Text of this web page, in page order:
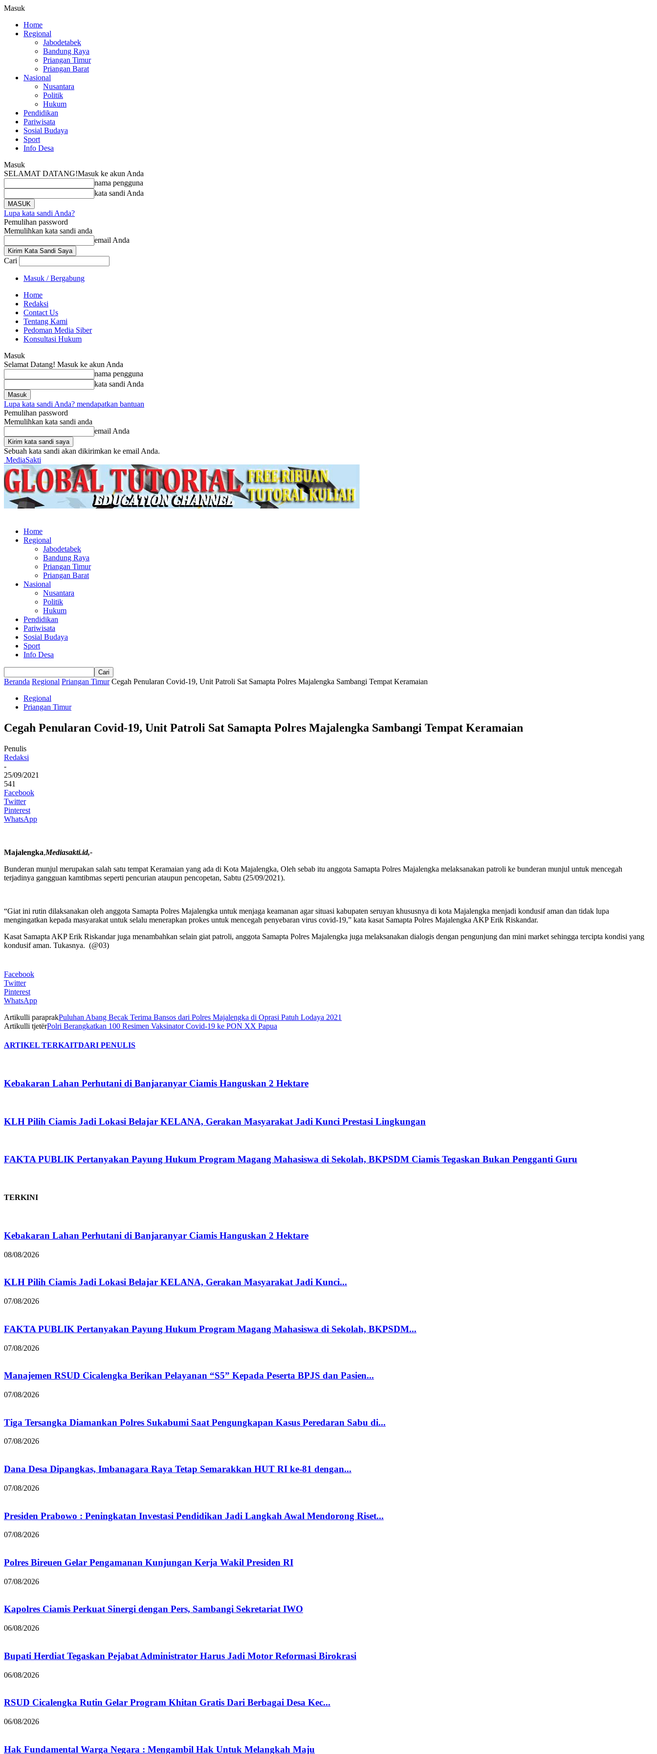
Masuk
Home
Regional
Jabodetabek
Bandung Raya
Priangan Timur
Priangan Barat
Nasional
Nusantara
Politik
Hukum
Pendidikan
Pariwisata
Sosial Budaya
Sport
Info Desa
Masuk
SELAMAT DATANG!Masuk ke akun Anda
nama pengguna
kata sandi Anda
Lupa kata sandi Anda?
Pemulihan password
Memulihkan kata sandi anda
email Anda
Cari
Masuk / Bergabung
Home
Redaksi
Contact Us
Tentang Kami
Pedoman Media Siber
Konsultasi Hukum
Masuk
Selamat Datang! Masuk ke akun Anda
nama pengguna
kata sandi Anda
Lupa kata sandi Anda? mendapatkan bantuan
Pemulihan password
Memulihkan kata sandi anda
email Anda
Sebuah kata sandi akan dikirimkan ke email Anda.
MediaSakti
Home
Regional
Jabodetabek
Bandung Raya
Priangan Timur
Priangan Barat
Nasional
Nusantara
Politik
Hukum
Pendidikan
Pariwisata
Sosial Budaya
Sport
Info Desa
Beranda Regional Priangan Timur Cegah Penularan Covid-19, Unit Patroli Sat Samapta Polres Majalengka Sambangi Tempat Keramaian
Regional
Priangan Timur
Cegah Penularan Covid-19, Unit Patroli Sat Samapta Polres Majalengka Sambangi Tempat Keramaian
Penulis
Redaksi
-
25/09/2021
541
Facebook
Twitter
Pinterest
WhatsApp
Majalengka,Mediasakti.id,-
Bunderan munjul merupakan salah satu tempat Keramaian yang ada di Kota Majalengka, Oleh sebab itu anggota Samapta Polres Majalengka melaksanakan patroli ke bunderan munjul untuk mencegah
terjadinya gangguan kamtibmas seperti pencurian ataupun pencopetan, Sabtu (25/09/2021).
“Giat ini rutin dilaksanakan oleh anggota Samapta Polres Majalengka untuk menjaga keamanan agar situasi kabupaten seruyan khususnya di kota Majalengka menjadi kondusif aman dan tidak lupa
mengingatkan kepada masyarakat untuk selalu menerapkan prokes untuk mencegah penyebaran virus covid-19,” kata kasat Samapta Polres Majalengka AKP Erik Riskandar.
Kasat Samapta AKP Erik Riskandar juga menambahkan selain giat patroli, anggota Samapta Polres Majalengka juga melaksanakan dialogis dengan pengunjung dan mini market sehingga tercipta kondisi yang
kondusif aman. Tukasnya. (@03)
Facebook
Twitter
Pinterest
WhatsApp
Artikulli paraprakPuluhan Abang Becak Terima Bansos dari Polres Majalengka di Oprasi Patuh Lodaya 2021
Artikulli tjetërPolri Berangkatkan 100 Resimen Vaksinator Covid-19 ke PON XX Papua
ARTIKEL TERKAITDARI PENULIS
Kebakaran Lahan Perhutani di Banjaranyar Ciamis Hanguskan 2 Hektare
KLH Pilih Ciamis Jadi Lokasi Belajar KELANA, Gerakan Masyarakat Jadi Kunci Prestasi Lingkungan
FAKTA PUBLIK Pertanyakan Payung Hukum Program Magang Mahasiswa di Sekolah, BKPSDM Ciamis Tegaskan Bukan Pengganti Guru
TERKINI
Kebakaran Lahan Perhutani di Banjaranyar Ciamis Hanguskan 2 Hektare
08/08/2026
KLH Pilih Ciamis Jadi Lokasi Belajar KELANA, Gerakan Masyarakat Jadi Kunci...
07/08/2026
FAKTA PUBLIK Pertanyakan Payung Hukum Program Magang Mahasiswa di Sekolah, BKPSDM...
07/08/2026
Manajemen RSUD Cicalengka Berikan Pelayanan “S5” Kepada Peserta BPJS dan Pasien...
07/08/2026
Tiga Tersangka Diamankan Polres Sukabumi Saat Pengungkapan Kasus Peredaran Sabu di...
07/08/2026
Dana Desa Dipangkas, Imbanagara Raya Tetap Semarakkan HUT RI ke-81 dengan...
07/08/2026
Presiden Prabowo : Peningkatan Investasi Pendidikan Jadi Langkah Awal Mendorong Riset...
07/08/2026
Polres Bireuen Gelar Pengamanan Kunjungan Kerja Wakil Presiden RI
07/08/2026
Kapolres Ciamis Perkuat Sinergi dengan Pers, Sambangi Sekretariat IWO
06/08/2026
Bupati Herdiat Tegaskan Pejabat Administrator Harus Jadi Motor Reformasi Birokrasi
06/08/2026
RSUD Cicalengka Rutin Gelar Program Khitan Gratis Dari Berbagai Desa Kec...
06/08/2026
Hak Fundamental Warga Negara : Mengambil Hak Untuk Melangkah Maju